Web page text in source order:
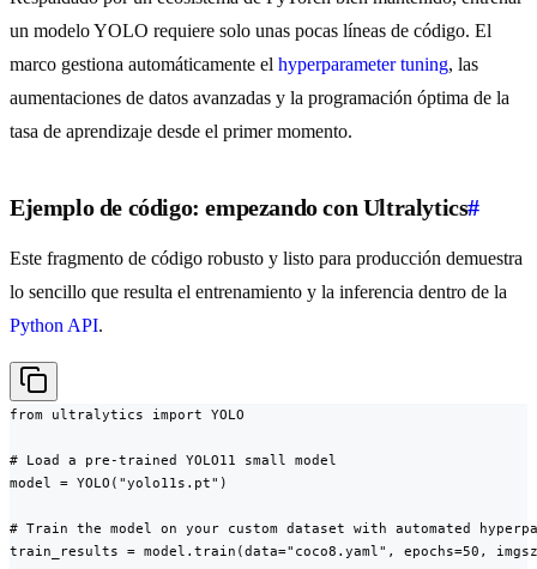
un modelo YOLO requiere solo unas pocas líneas de código. El
marco gestiona automáticamente el hyperparameter tuning, las
aumentaciones de datos avanzadas y la programación óptima de la
tasa de aprendizaje desde el primer momento.
Ejemplo de código: empezando con Ultralytics#
Este fragmento de código robusto y listo para producción demuestra
lo sencillo que resulta el entrenamiento y la inferencia dentro de la
Python API.
from ultralytics import YOLO
# Load a pre-trained YOLO11 small model
model = YOLO("yolo11s.pt")
# Train the model on your custom dataset with automated
train_results = model.train(data="coco8.yaml", epochs=50,